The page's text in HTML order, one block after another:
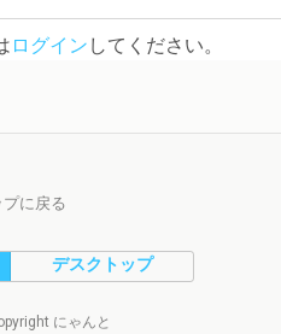
ログイン してください。
プに戻る
デスクトップ
にゃんと